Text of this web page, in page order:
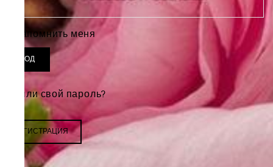
Запомнить меня
ВХОД
Забыли свой пароль?
РЕГИСТРАЦИЯ